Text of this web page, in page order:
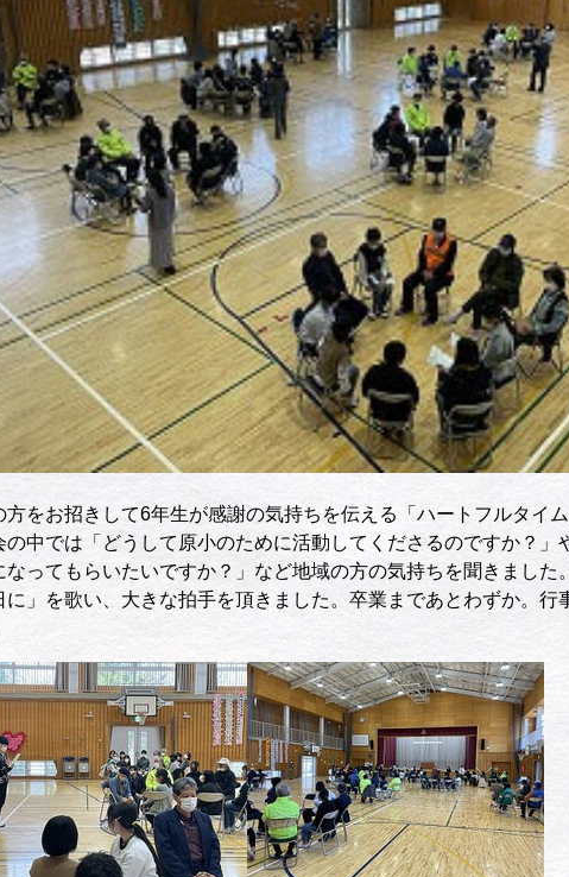
方をお招きして6年生が感謝の気持ちを伝える「ハートフルタイ
の中では「どうして原小のために活動してくださるのですか？」
なってもらいたいですか？」など地域の方の気持ちを聞きました
に」を歌い、大きな拍手を頂きました。卒業まであとわずか。行